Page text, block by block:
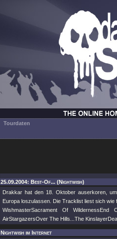
Tourdaten
25.09.2004: Best-Of... (Nightwish)
Drakkar hat den 18. Oktober auserkoren,
Europa loszulassen. Die Tracklist liest sich wie
WishmasterSacrament Of
AirStargazersOver The Hills...The
Nightwish im Internet